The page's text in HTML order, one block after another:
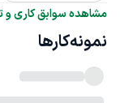
مشاهده سوابق کاری
نمونه‌کارها